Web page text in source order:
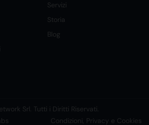
Servizi
Storia
Blog
Srl. Tutti i Diritti Riservati.
Condizioni, Privacy e Cookies